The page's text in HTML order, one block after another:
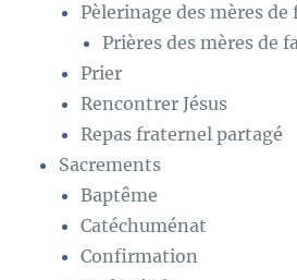
Pèlerinage des mères de
Prières des mères de
Prier
Rencontrer Jésus
Repas fraternel partagé
Sacrements
Baptême
Catéchuménat
Confirmation